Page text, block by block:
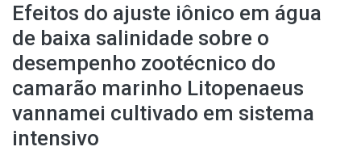
Efeitos do ajuste iônico em água
de baixa salinidade sobre o
desempenho zootécnico do
camarão marinho Litopenaeus
vannamei cultivado em sistema
intensivo